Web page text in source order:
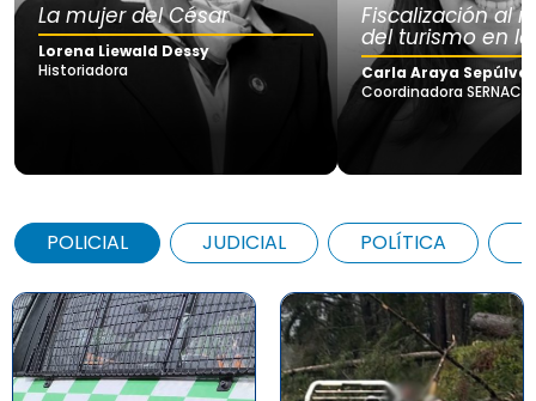
La mujer del César
Lorena Liewald Dessy
Historiadora
Fiscalización al
del turismo en
Carla Araya
Coordinadora SERNAC
POLICIAL JUDICIAL POLÍTICA